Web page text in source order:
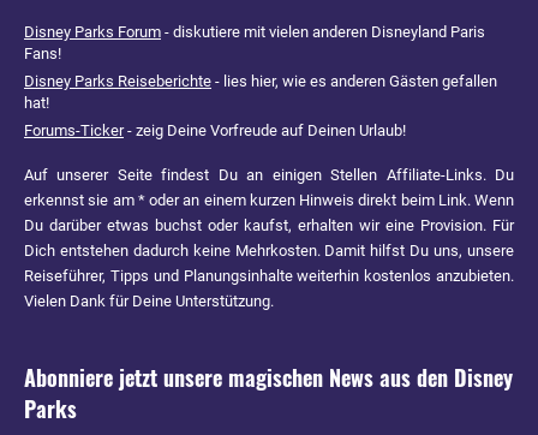
Disney Parks Forum - diskutiere mit vielen anderen Disneyland Paris
Fans!
Disney Parks Reiseberichte - lies hier, wie es anderen Gästen gefallen
hat!
Forums-Ticker- zeig Deine Vorfreude auf Deinen Urlaub!
Auf unserer Seite findest Du an einigen Stellen Affiliate-Links. Du
erkennst sie am * oder an einem kurzen Hinweis direkt beim Link. Wenn
Du darüber etwas buchst oder kaufst, erhalten wir eine Provision. Für
Dich entstehen dadurch keine Mehrkosten. Damit hilfst Du uns, unsere
Reiseführer, Tipps und Planungsinhalte weiterhin kostenlos anzubieten.
Vielen Dank für Deine Unterstützung.
Abonniere jetzt unsere magischen News aus den Disney
Parks